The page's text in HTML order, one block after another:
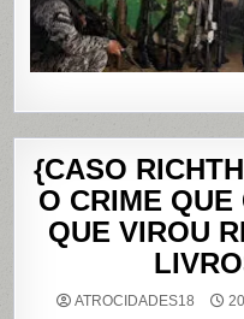
{CASO
O CRIME QUE
QUE VIROU
ATROCIDADES18